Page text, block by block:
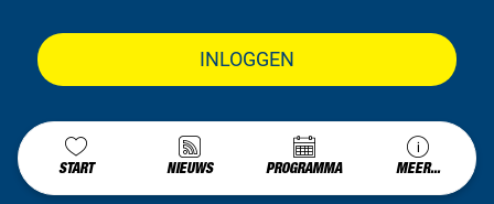
INLOGGEN
START NIEUWS PROGRAMMA MEER...